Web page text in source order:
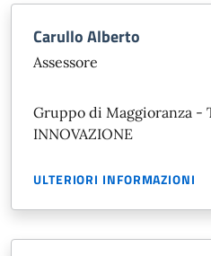
Carullo Alberto
Assessore
Gruppo di Maggioranza -
INNOVAZIONE
ULTERIORI INFORMAZIONI